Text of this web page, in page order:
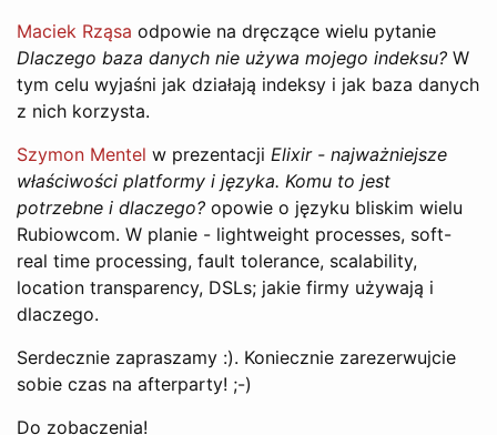
Maciek Rząsa odpowie na dręczące wielu pytanie
Dlaczego baza danych nie używa mojego indeksu? W
tym celu wyjaśni jak działają indeksy i jak baza danych
z nich korzysta.
Szymon Mentel w prezentacji Elixir - najważniejsze
właściwości platformy i języka. Komu to jest
potrzebne i dlaczego? opowie o języku bliskim wielu
Rubiowcom. W planie - lightweight processes, soft-
real time processing, fault tolerance, scalability,
location transparency, DSLs; jakie firmy używają i
dlaczego.
Serdecznie zapraszamy :). Koniecznie zarezerwujcie
sobie czas na afterparty! ;-)
Do zobaczenia!